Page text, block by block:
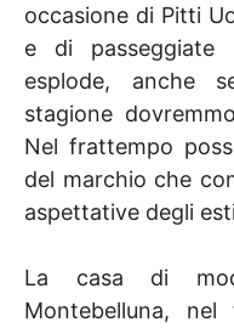
occasione di Pitti
e di passeggiate
esplode, anche
stagione
Nel frattempo
del marchio che
aspettative degli
La casa di
Montebelluna,